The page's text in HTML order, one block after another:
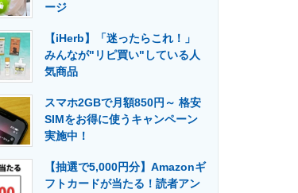
建設×テクノロジーの最前線
ージ
【iHerb】「迷ったらこれ！」
みんなが"リピ買い"している人
気商品
スマホ2GBで月額850円～ 格安
SIMをお得に使うキャンペーン
実施中！
【抽選で5,000円分】Amazonギ
フトカードが当たる！読者アン